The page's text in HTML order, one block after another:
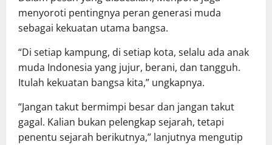
menyoroti pentingnya peran generasi muda
sebagai kekuatan utama bangsa.
“Di setiap kampung, di setiap kota, selalu ada anak
muda Indonesia yang jujur, berani, dan tangguh.
Itulah kekuatan bangsa kita,” ungkapnya.
“Jangan takut bermimpi besar dan jangan takut
gagal. Kalian bukan pelengkap sejarah, tetapi
penentu sejarah berikutnya,” lanjutnya mengutip